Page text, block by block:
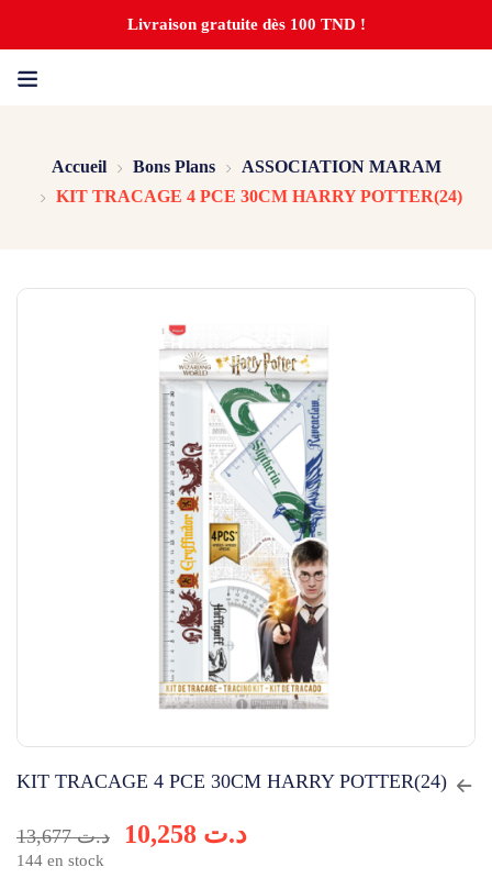
Livraison gratuite dès 100 TND !
Accueil Bons Plans
ASSOCIATION MARAM
KIT TRACAGE 4 PCE 30CM HARRY POTTER(24)
KIT TRACAGE 4 PCE 30CM HARRY POTTER(24)
د.ت13,677 د.ت
144 en stock